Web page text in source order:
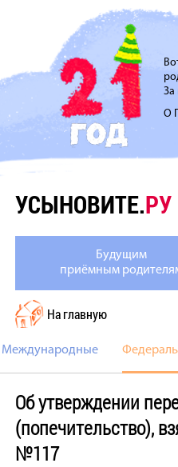
За
О
УСЫНОВИТЕ.РУ
Будущим
приёмным
На главную
Международные
Об утверждении
(попечительство),
№117